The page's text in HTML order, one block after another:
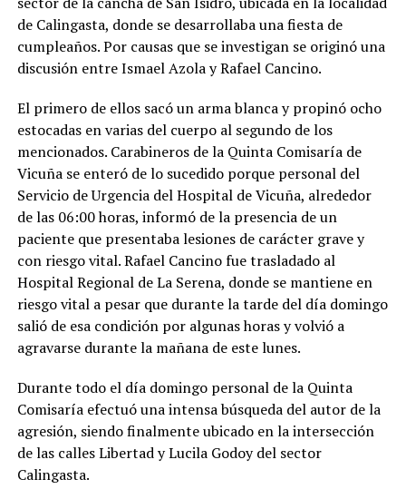
de Calingasta, donde se desarrollaba una fiesta de
cumpleaños. Por causas que se investigan se originó una
discusión entre Ismael Azola y Rafael Cancino.
El primero de ellos sacó un arma blanca y propinó ocho
estocadas en varias del cuerpo al segundo de los
mencionados. Carabineros de la Quinta Comisaría de
Vicuña se enteró de lo sucedido porque personal del
Servicio de Urgencia del Hospital de Vicuña, alrededor
de las 06:00 horas, informó de la presencia de un
paciente que presentaba lesiones de carácter grave y
con riesgo vital. Rafael Cancino fue trasladado al
Hospital Regional de La Serena, donde se mantiene en
riesgo vital a pesar que durante la tarde del día domingo
salió de esa condición por algunas horas y volvió a
agravarse durante la mañana de este lunes.
Durante todo el día domingo personal de la Quinta
Comisaría efectuó una intensa búsqueda del autor de la
agresión, siendo finalmente ubicado en la intersección
de las calles Libertad y Lucila Godoy del sector
Calingasta.